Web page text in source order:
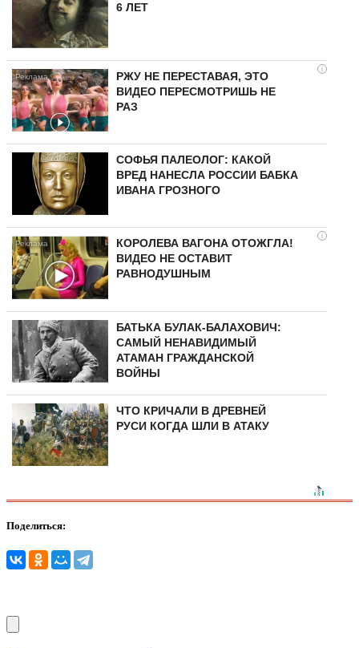
6 ЛЕТ
i
РЖУ НЕ ПЕРЕСТАВАЯ, ЭТО
ВИДЕО ПЕРЕСМОТРИШЬ НЕ
РАЗ
СОФЬЯ ПАЛЕОЛОГ: КАКОЙ
ВРЕД НАНЕСЛА РОССИИ БАБКА
ИВАНА ГРОЗНОГО
i
КОРОЛЕВА ВАГОНА ОТОЖГЛА!
ВИДЕО НЕ ОСТАВИТ
РАВНОДУШНЫМ
БАТЬКА БУЛАК-БАЛАХОВИЧ:
САМЫЙ НЕНАВИДИМЫЙ
АТАМАН ГРАЖДАНСКОЙ
ВОЙНЫ
ЧТО КРИЧАЛИ В ДРЕВНЕЙ
РУСИ КОГДА ШЛИ В АТАКУ
Поделиться: